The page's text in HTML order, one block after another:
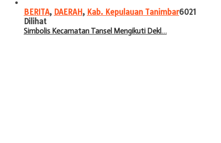
BERITA, DAERAH, Kab. Kepulauan Tanimbar6021
Dilihat
Simbolis Kecamatan Tansel Mengikuti Dekl…